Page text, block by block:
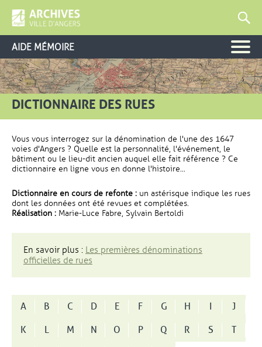
AIDE MÉMOIRE
DICTIONNAIRE DES RUES
Vous vous interrogez sur la dénomination de l'une des 1647
voies d'Angers ? Quelle est la personnalité, l'événement, le
bâtiment ou le lieu-dit ancien auquel elle fait référence ? Ce
dictionnaire en ligne vous en donne l'histoire...
Dictionnaire en cours de refonte : un astérisque indique les rues
dont les données ont été revues et complétées.
Réalisation : Marie-Luce Fabre, Sylvain Bertoldi
En savoir plus : Les premières dénominations
officielles de rues
A B C D E F G H I
J
K
L M N O P Q R S
T